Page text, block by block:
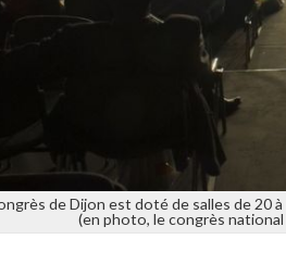
de Dijon est doté de salles de 20
(en photo, le congrès